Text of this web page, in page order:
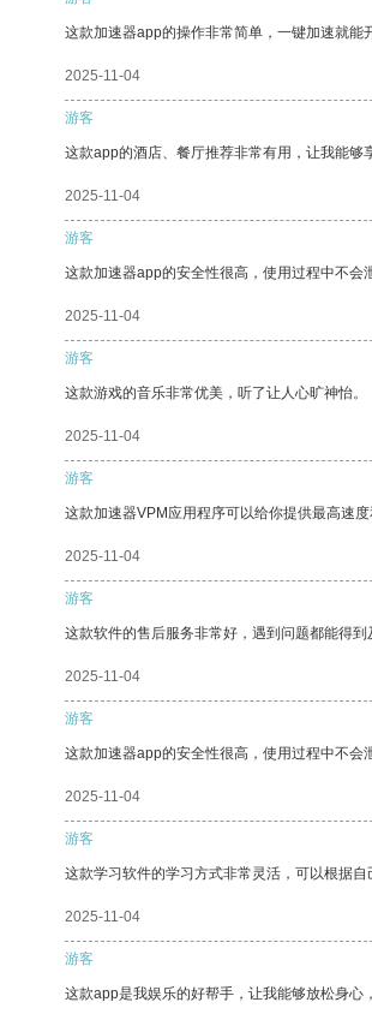
这款加速器app的操作非常简单，一键加速就能
2025-11-04
游客
这款app的酒店、餐厅推荐非常有用，让我能够
2025-11-04
游客
这款加速器app的安全性很高，使用过程中不会
2025-11-04
游客
这款游戏的音乐非常优美，听了让人心旷神怡。
2025-11-04
游客
这款加速器VPM应用程序可以给你提供最高速
2025-11-04
游客
这款软件的售后服务非常好，遇到问题都能得到
2025-11-04
游客
这款加速器app的安全性很高，使用过程中不会
2025-11-04
游客
这款学习软件的学习方式非常灵活，可以根据
2025-11-04
游客
这款app是我娱乐的好帮手，让我能够放松身心